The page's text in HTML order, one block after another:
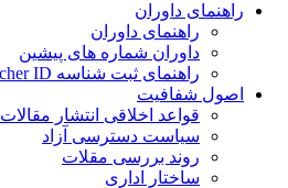
راهنمای داوران
راهنمای داوران
داوران شماره های پیشین
راهنمای ثبت شناسه Researcher ID و ثبت داوری
اصول شفافیت
قواعد اخلاقی انتشار مقالات
سیاست دسترسی آزاد
روند بررسی مقلات
ساختار اداری